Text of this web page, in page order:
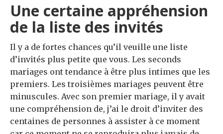
Une certaine appréhension
de la liste des invités
Il y a de fortes chances qu’il veuille une liste
d’invités plus petite que vous. Les seconds
mariages ont tendance à être plus intimes que les
premiers. Les troisièmes mariages peuvent être
minuscules. Avec son premier mariage, il y avait
une compréhension de, j’ai le droit d’inviter des
centaines de personnes à assister à ce moment